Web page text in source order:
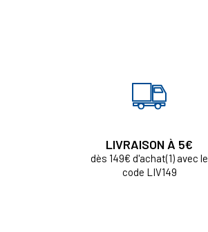
LIVRAISON À 5€
dès 149€ d'achat(1) avec le
code LIV149